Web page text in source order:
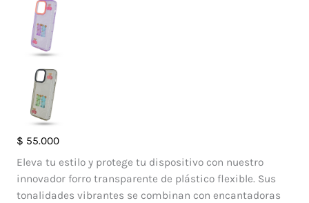
$ 55.000
Eleva tu estilo y protege tu dispositivo con nuestro
innovador forro transparente de plástico flexible. Sus
tonalidades vibrantes se combinan con encantadoras
Case
Gomitas
Iphone